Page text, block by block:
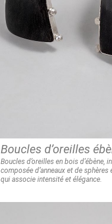
Boucles d’oreilles
Boucles d’oreilles en bois d’ébène,
composée d’anneaux et de sphères
qui associe intensité et élégance.